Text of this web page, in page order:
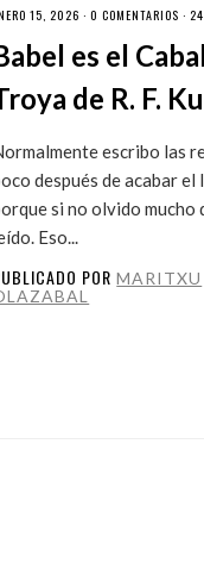
15, 2026 ·0 COMENTARIOS ·
es el
de R. F.
escribo las
después de acabar el
si no olvido mucho
Eso...
PORMARITXU